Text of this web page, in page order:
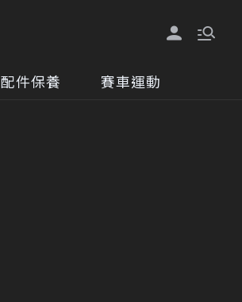
配件保養 賽車運動